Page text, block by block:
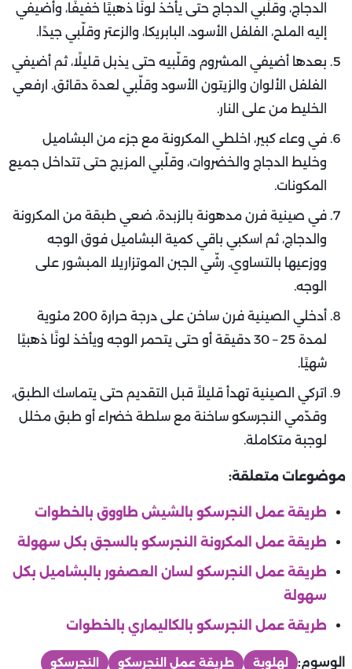
الدجاج، وقلّبي الدجاج حتى يأخذ لونًا ذهبيًا خفيفًا، وأضيفي
إليه الملح، الفلفل الأسود، البابريكا، والزعتر وقلّبي جيدًا.
بعدها أضيفي المشروم وقلّبيه حتى يذبل قليلًا، ثم أضيفي
الفلفل الألوان والزيتون الأسود وقلّبي لعدة دقائق. ارفعي
الخليط من على النار.
في وعاء كبير، اخلطي المكرونة مع جزء من البشاميل
وخليط الدجاج والخضروات، وقلّبي المزيج حتى تتداخل جميع
المكونات.
في صينية فرن مدهونة بالزبدة، ضعي طبقة من المكرونة
والدجاج، ثم اسكبي باقي كمية البشاميل فوق الوجه
ووزعيها بالتساوي. رشّي الجبن الموتزاريلا المبشور على
الوجه.
أدخلي الصينية فرن ساخن على درجة حرارة 200 مئوية
لمدة 25 – 30 دقيقة أو حتى يتحمر الوجه ويأخذ لونًا ذهبيًا
شهيًا.
اتركي الصينية تهدأ قليلاً قبل التقديم حتى يتماسك الطبق،
وقدّمي النجرسكو ساخنة مع سلطة خضراء أو طبق مخلل
لوجبة متكاملة.
موضوعات متعلقة:
طريقة عمل النجرسكو بالشيش طاووق بالخطوات
طريقة عمل المكرونة النجرسكو بالسجق بكل سهولة
طريقة عمل النجرسكو لسان العصفور بالبشاميل بكل
سهولة
طريقة عمل النجرسكو بالكاليماري بالخطوات
الوسوم: لهلوبة طريقة عمل النجرسكو
النجرسكو